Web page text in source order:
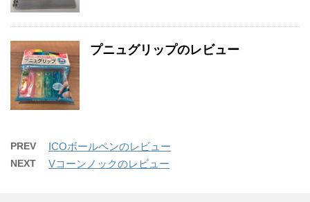
プニュグリップのレビュー
PREV ICOボールペンのレビュー
NEXT Vコーンノックのレビュー